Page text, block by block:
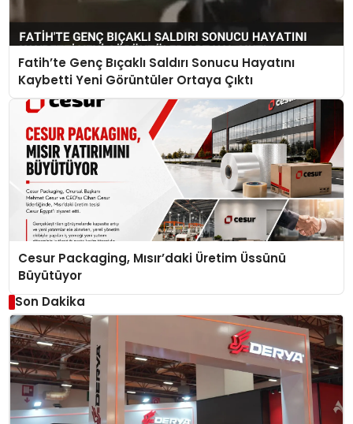
Fatih’te Genç Bıçaklı Saldırı Sonucu Hayatını
Kaybetti Yeni Görüntüler Ortaya Çıktı
Cesur Packaging, Mısır’daki Üretim Üssünü
Büyütüyor
Son Dakika